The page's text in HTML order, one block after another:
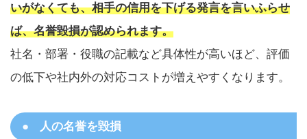
いがなくても、相手の信用を下げる発言を言いふらせ
ば、名誉毀損が認められます。
社名・部署・役職の記載など具体性が高いほど、評価
の低下や社内外の対応コストが増えやすくなります。
人の名誉を毀損